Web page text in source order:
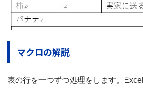
マクロの解説
表の行を一つずつ処理をします。